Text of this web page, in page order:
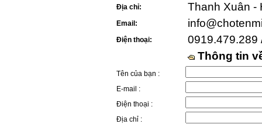
Địa chỉ: Thanh Xuân -
Email:
Điện thoại:
0919.479.289
Thông tin
Tên của bạn :
E-mail :
Điện thoại :
Địa chỉ :